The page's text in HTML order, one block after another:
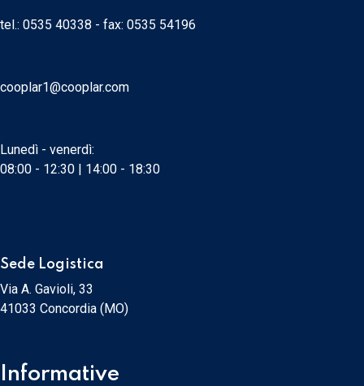
tel.: 0535 40338 - fax: 0535 54196
cooplar1@cooplar.com
Lunedì - venerdì:
08:00 - 12:30 | 14:00 - 18:30
Sede Logistica
Via A. Gavioli, 33
41033 Concordia (MO)
Informative